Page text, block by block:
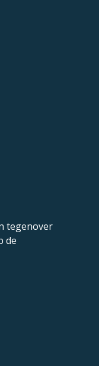
tegenover
de